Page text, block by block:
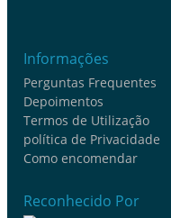
Informações
Perguntas Frequentes
Depoimentos
Termos de Utilização
política de Privacidade
Como encomendar
Reconhecido Por